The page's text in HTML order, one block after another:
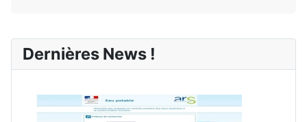
Dernières News !